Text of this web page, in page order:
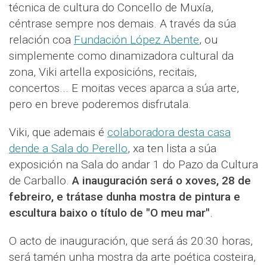
técnica de cultura do Concello de Muxía,
céntrase sempre nos demais. A través da súa
relación coa Fundación López Abente, ou
simplemente como dinamizadora cultural da
zona, Viki artella exposicións, recitais,
concertos... E moitas veces aparca a súa arte,
pero en breve poderemos disfrutala.
Viki, que ademais é colaboradora desta casa
dende a Sala do Perello, xa ten lista a súa
exposición na Sala do andar 1 do Pazo da Cultura
de Carballo.A inauguración será o xoves, 28 de
febreiro, e trátase dunha mostra de pintura e
escultura baixo o título de "O meu mar".
O acto de inauguración, que será ás 20:30 horas,
será tamén unha mostra da arte poética costeira,